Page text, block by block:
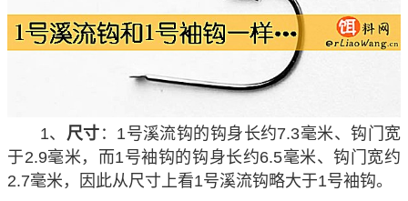
1、 尺寸 ：1号溪流钩的钩身长约7.3毫米、钩门宽
于2.9毫米，而1号袖钩的钩身长约6.5毫米、钩门宽约
2.7毫米，因此从尺寸上看1号溪流钩略大于1号袖钩。